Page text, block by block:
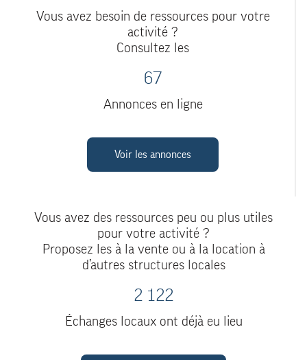
Vous avez besoin de ressources pour votre
activité ?
Consultez les
67
Annonces en ligne
Voir les annonces
Vous avez des ressources peu ou plus utiles
pour votre activité ?
Proposez les à la vente ou à la location à
d’autres structures locales
2 122
Échanges locaux ont déjà eu lieu